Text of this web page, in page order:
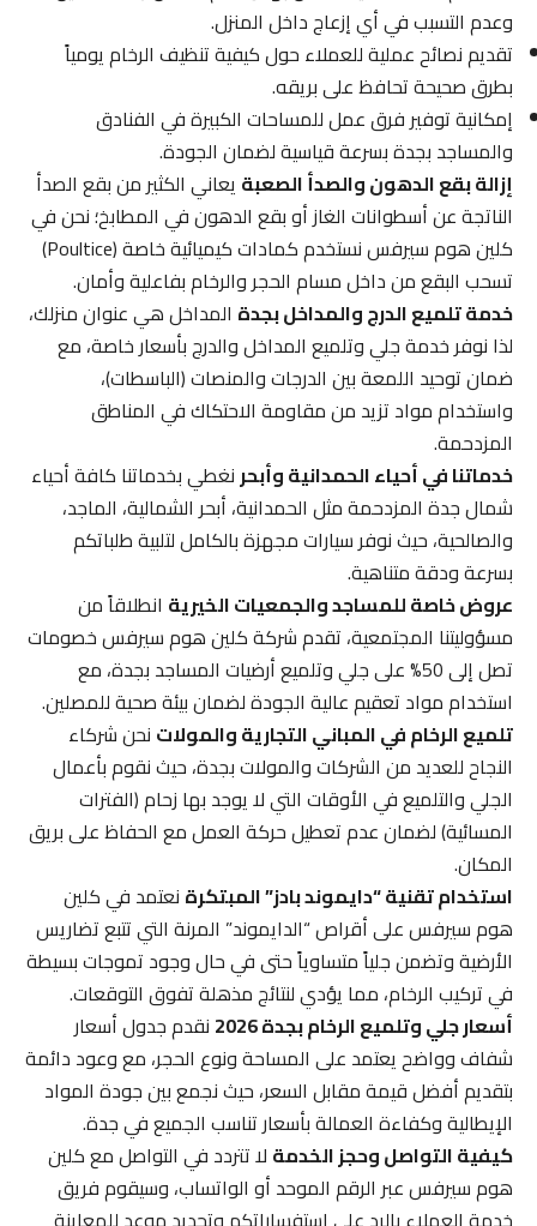
وعدم التسبب في أي إزعاج داخل المنزل.
تقديم نصائح عملية للعملاء حول كيفية تنظيف الرخام يومياً
بطرق صحيحة تحافظ على بريقه.
إمكانية توفير فرق عمل للمساحات الكبيرة في الفنادق
والمساجد بجدة بسرعة قياسية لضمان الجودة.
إزالة بقع الدهون والصدأ الصعبةيعاني الكثير من بقع الصدأ
الناتجة عن أسطوانات الغاز أو بقع الدهون في المطابخ؛ نحن في
كلين هوم سيرفس نستخدم كمادات كيميائية خاصة (Poultice)
تسحب البقع من داخل مسام الحجر والرخام بفاعلية وأمان.
خدمة تلميع الدرج والمداخل بجدةالمداخل هي عنوان منزلك،
لذا نوفر خدمة جلي وتلميع المداخل والدرج بأسعار خاصة، مع
ضمان توحيد اللمعة بين الدرجات والمنصات (الباسطات)،
واستخدام مواد تزيد من مقاومة الاحتكاك في المناطق
المزدحمة.
خدماتنا في أحياء الحمدانية وأبحرنغطي بخدماتنا كافة أحياء
شمال جدة المزدحمة مثل الحمدانية، أبحر الشمالية، الماجد،
والصالحية، حيث نوفر سيارات مجهزة بالكامل لتلبية طلباتكم
بسرعة ودقة متناهية.
عروض خاصة للمساجد والجمعيات الخيريةانطلاقاً من
مسؤوليتنا المجتمعية، تقدم شركة كلين هوم سيرفس خصومات
تصل إلى 50% على جلي وتلميع أرضيات المساجد بجدة، مع
استخدام مواد تعقيم عالية الجودة لضمان بيئة صحية للمصلين.
تلميع الرخام في المباني التجارية والمولاتنحن شركاء
النجاح للعديد من الشركات والمولات بجدة، حيث نقوم بأعمال
الجلي والتلميع في الأوقات التي لا يوجد بها زحام (الفترات
المسائية) لضمان عدم تعطيل حركة العمل مع الحفاظ على بريق
المكان.
استخدام تقنية “دايموند بادز” المبتكرةنعتمد في كلين
هوم سيرفس على أقراص “الدايموند” المرنة التي تتبع تضاريس
الأرضية وتضمن جلياً متساوياً حتى في حال وجود تموجات بسيطة
في تركيب الرخام، مما يؤدي لنتائج مذهلة تفوق التوقعات.
أسعار جلي وتلميع الرخام بجدة 2026
نقدم جدول أسعار
شفاف وواضح يعتمد على المساحة ونوع الحجر، مع وعود دائمة
بتقديم أفضل قيمة مقابل السعر، حيث نجمع بين جودة المواد
الإيطالية وكفاءة العمالة بأسعار تناسب الجميع في جدة.
كيفية التواصل وحجز الخدمةلا تتردد في التواصل مع كلين
هوم سيرفس عبر الرقم الموحد أو الواتساب، وسيقوم فريق